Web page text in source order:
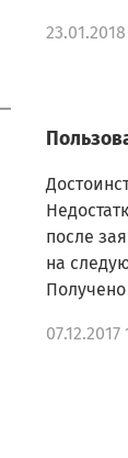
после
на
07.12.2017